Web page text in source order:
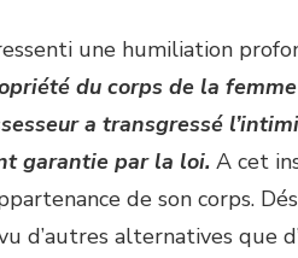
une humiliation
du corps de la
a transgressé
garantie par la loi. A cet
de son corps.
d’autres alternatives que